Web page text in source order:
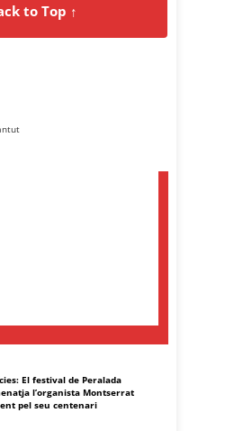
to Top ↑
El festival de Peralada
l’organista Montserrat
pel seu centenari